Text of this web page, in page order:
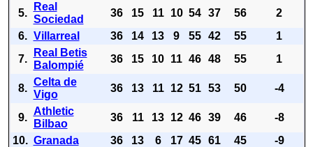
5.
Real
Sociedad
36 15 11 10 54 37 56
2
6. Villarreal 36 14 13 9 55 42 55
1
7.
Real Betis
Balompié
36 15 10 11 46 48 55 1
8.
Celta de
Vigo
36 13 11 12 51 53 50 -4
9.
Athletic
Bilbao
36 11 13 12 46 39 46
-8
10. Granada 36 13 6 17 45 61 45
-9